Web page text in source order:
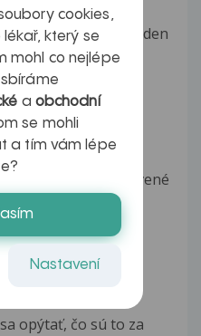
ruky mám už asi týden
na ruce těchto
na lýtku a ruce červené
ohledne meho
se...
opýtať, čo sú to za
cookies,
který se
mohl co nejlépe
a obchodní
se mohli
a tím vám lépe
Nastavení